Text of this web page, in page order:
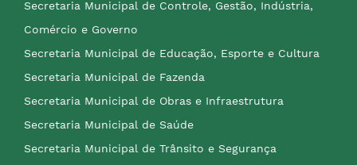
Secretaria Municipal de Controle, Gestão, Indústria,
Comércio e Governo
Secretaria Municipal de Educação, Esporte e Cultura
Secretaria Municipal de Fazenda
Secretaria Municipal de Obras e Infraestrutura
Secretaria Municipal de Saúde
Secretaria Municipal de Trânsito e Segurança